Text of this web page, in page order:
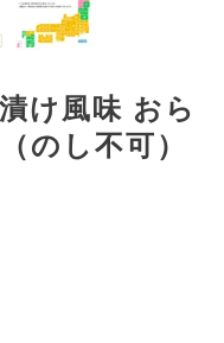
け風味 おら
のし不可）